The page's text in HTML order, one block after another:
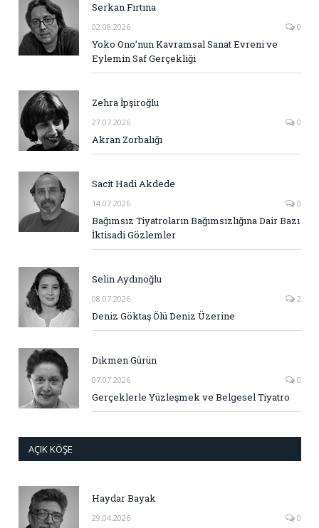
Serkan Fırtına
02.08.2026 0
Yoko Ono’nun Kavramsal Sanat Evreni ve
Eylemin Saf Gerçekliği
Zehra İpşiroğlu
27.07.2026 0
Akran Zorbalığı
Sacit Hadi Akdede
14.07.2026 0
Bağımsız Tiyatroların Bağımsızlığına Dair Bazı
İktisadi Gözlemler
Selin Aydınoğlu
08.07.2026 2
Deniz Göktaş Ölü Deniz Üzerine
Dikmen Gürün
07.07.2026 0
Gerçeklerle Yüzleşmek ve Belgesel Tiyatro
AÇIK KÖŞE
Haydar Bayak
29.04.2026 0